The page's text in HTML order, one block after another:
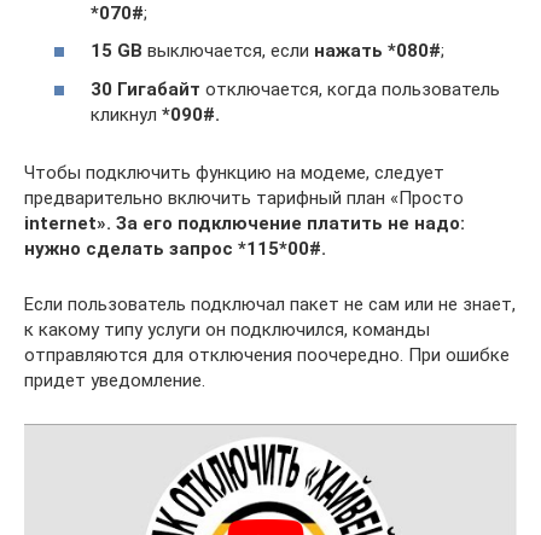
*070#;
15 GB выключается, если нажать *080#;
30 Гигабайт отключается, когда пользователь
кликнул *090#.
Чтобы подключить функцию на модеме, следует
предварительно включить тарифный план «Просто
internet». За его подключение платить не надо:
нужно сделать запрос *115*00#.
Если пользователь подключал пакет не сам или не знает,
к какому типу услуги он подключился, команды
отправляются для отключения поочередно. При ошибке
придет уведомление.